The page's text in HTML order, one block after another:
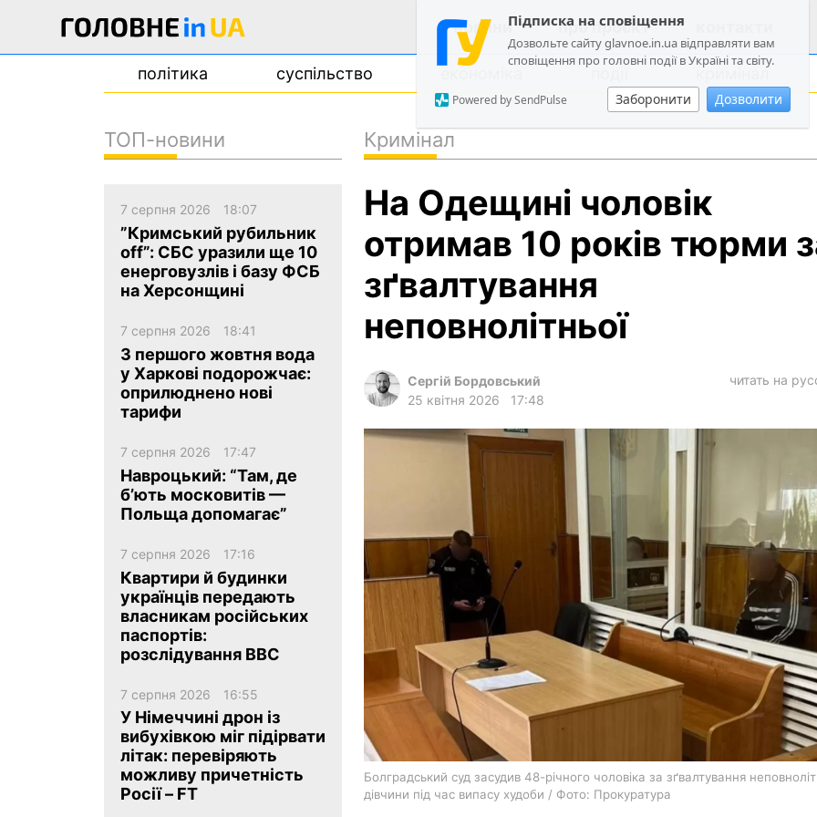
Підписка на сповіщення
Дозвольте сайту glavnoe.in.ua відправляти вам
сповіщення про головні події в Україні та світу.
Заборонити Дозволити
Powered by SendPulse
новини про проєкт
політика суспільство кримінал
політика
суспільство
економіка
події
техно
Кримінал
На Одещині чоловік
отримав 10 років тюрми
зґвалтування
неповнолітньої
Сергій Бордовський
25 квітня 2026
17:48
читать на
Болградський суд засудив 48-річного чоловіка за зґвалтування
дівчини під час випасу худоби / Фото: Прокуратура
ТОП-новини
7 серпня 2026 18:07
”Кримський рубильник
off”: СБС уразили ще 10
енерговузлів і базу ФСБ
на Херсонщині
7 серпня 2026 18:41
З першого жовтня вода
у Харкові подорожчає:
оприлюднено нові
тарифи
7 серпня 2026 17:47
Навроцький: “Там, де
б’ють московитів —
Польща допомагає”
7 серпня 2026 17:16
Квартири й будинки
українців передають
власникам російських
паспортів:
розслідування BBC
7 серпня 2026 16:55
У Німеччині дрон із
вибухівкою міг підірвати
літак: перевіряють
можливу причетність
Росії – FT